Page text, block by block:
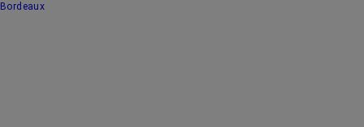
Bordeaux